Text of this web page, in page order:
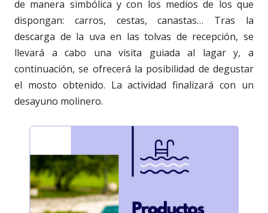
de manera simbólica y con los medios de los que
dispongan: carros, cestas, canastas… Tras la
descarga de la uva en las tolvas de recepción, se
llevará a cabo una visita guiada al lagar y, a
continuación, se ofrecerá la posibilidad de degustar
el mosto obtenido. La actividad finalizará con un
desayuno molinero.